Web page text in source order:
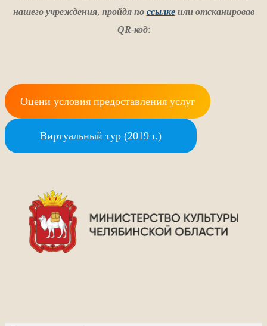
нашего учреждения, пройдя по ссылкеили отсканировав
QR-код:
Оцени условия предоставления услуг
Виртуальный тур (2019 г.)